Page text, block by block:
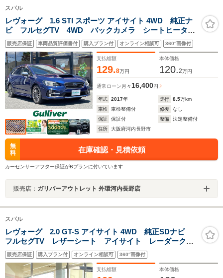
スバル
レヴォーグ 1.6 STI スポーツ アイサイト 4WD 純正ナ
ビ フルセグTV 4WD バックカメラ シートヒータ
ー ドライブレコーダー ETC メモリ付きパワーシー
ト レーダークルーズコントロール パドルシフト 革
巻ステアリング MT付AT 衝突軽減
販売店保証 車両品質評価書付 購入プラン付 オンライン相談可 360°画像付
支払総額
129.8万円
本体価格
120.2万円
通常ローン 月々 16,400円
年式 2017年 走行 8.5万km
車検
車検整備付 修復
なし
保証
保証付 整備
法定整備付
住所
大阪府河内長野市
無
料
在庫確認・見積依頼
カーセンサーアフター保証がBプランに付いています
販売店： ガリバーアウトレット 外環河内長野店
スバル
レヴォーグ 2.0 GT-S アイサイト 4WD 純正SDナビ
フルセグTV レザーシート アイサイト レーダークル
ーズコントロール 純正AW ステアリングスイッチ パ
ドルシフト プッシュスタート メモリーシート 純正
フロアマット ETC ドラレコ
販売店保証 購入プラン付 オンライン相談可 360°画像付
支払総額 本体価格